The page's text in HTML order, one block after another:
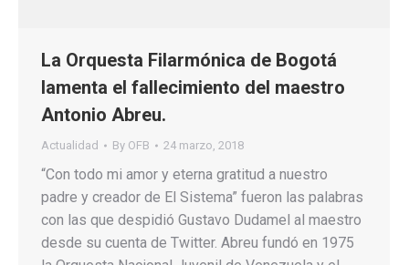
La Orquesta Filarmónica de Bogotá
lamenta el fallecimiento del maestro
Antonio Abreu.
Actualidad By OFB 24 marzo, 2018
“Con todo mi amor y eterna gratitud a nuestro
padre y creador de El Sistema” fueron las palabras
con las que despidió Gustavo Dudamel al maestro
desde su cuenta de Twitter. Abreu fundó en 1975